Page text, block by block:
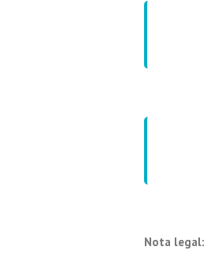
Nota legal: